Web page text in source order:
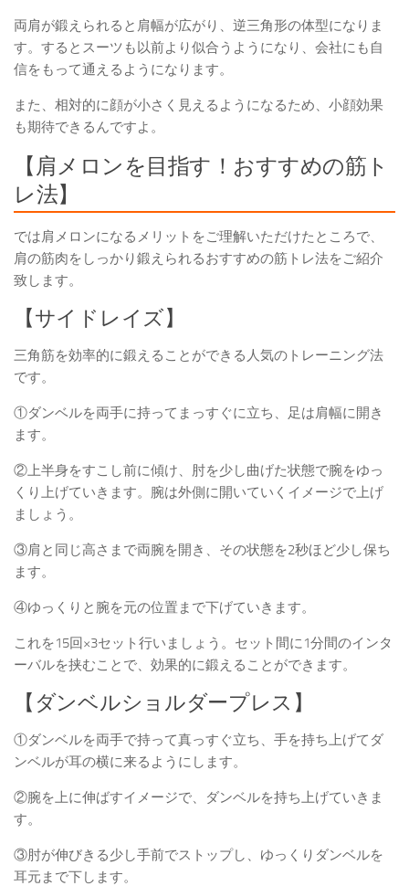
両肩が鍛えられると肩幅が広がり、 逆三角形の体型になりま
す。するとスーツも以前より似合うようになり、会社にも自
信をもって通えるようになります。
また、相対的に顔が小さく見えるようになるため、小顔効果
も期待できるんですよ。
【肩メロンを目指す！おすすめの筋ト
レ法】
では肩メロンになるメリットをご理解いただけたところで、
肩の筋肉をしっかり鍛えられるおすすめの筋トレ法をご紹介
致します。
【サイドレイズ】
三角筋を効率的に鍛えることができる人気のトレーニング法
です。
①ダンベルを両手に持ってまっすぐに立ち、足は肩幅に開き
ます。
②上半身をすこし前に傾け、肘を少し曲げた状態で腕をゆっ
くり上げていきます。腕は外側に開いていくイメージで上げ
ましょう。
③肩と同じ高さまで両腕を開き、その状態を2秒ほど少し保ち
ます。
④ゆっくりと腕を元の位置まで下げていきます。
これを15回×3セット行いましょう。セット間に1分間のインタ
ーバルを挟むことで、効果的に鍛えることができます。
【ダンベルショルダープレス】
①ダンベルを両手で持って真っすぐ立ち、手を持ち上げてダ
ンベルが耳の横に来るようにします。
②腕を上に伸ばすイメージで、ダンベルを持ち上げていきま
す。
③肘が伸びきる少し手前でストップし、ゆっくりダンベルを
耳元まで下します。